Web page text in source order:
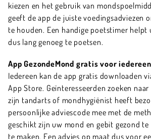
kiezen en het gebruik van
geeft de app de juiste voedingsadviezen
te houden. Een handige poetstimer helpt
dus lang genoeg te poetsen.
App GezondeMond gratis voor iedereen
Iedereen kan de app gratis downloaden
App Store. Geïnteresseerden zoeken
zijn tandarts of mondhygiënist heeft
persoonlijke adviescode mee met de
geschikt zijn uw mond en gebit gezond
te maken. Een advies op maat dus voor